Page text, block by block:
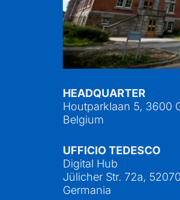
HEADQUARTER
Houtparklaan 5, 3600
Belgium
UFFICIO TEDESCO
Digital Hub
Jülicher Str. 72a,
Germania